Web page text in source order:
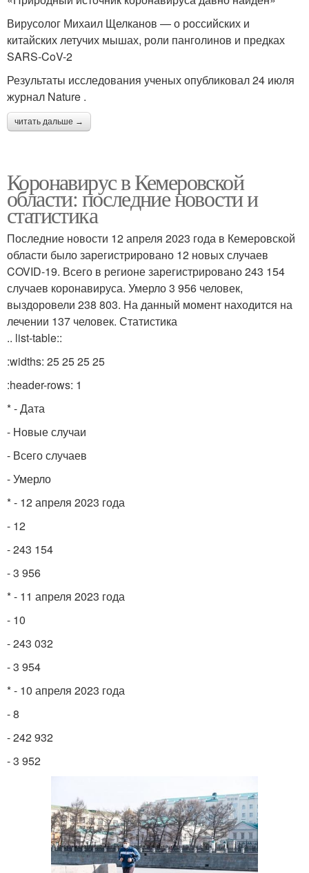
Вирусолог Михаил Щелканов — о российских и
китайских летучих мышах, роли панголинов и предках
SARS-CoV-2
Результаты исследования ученых опубликовал 24 июля
журнал Nature .
читать дальше →
Коронавирус в Кемеровской
области: последние новости и
статистика
Последние новости 12 апреля 2023 года в Кемеровской
области было зарегистрировано 12 новых случаев
COVID-19. Всего в регионе зарегистрировано 243 154
случаев коронавируса. Умерло 3 956 человек,
выздоровели 238 803. На данный момент находится на
лечении 137 человек. Статистика
.. list-table::
:widths: 25 25 25 25
:header-rows: 1
* - Дата
- Новые случаи
- Всего случаев
- Умерло
* - 12 апреля 2023 года
- 12
- 243 154
- 3 956
* - 11 апреля 2023 года
- 10
- 243 032
- 3 954
* - 10 апреля 2023 года
- 8
- 242 932
- 3 952